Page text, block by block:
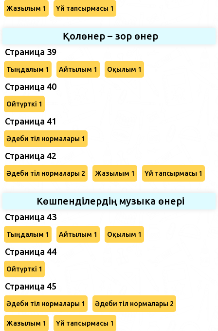
Жазылым 1 Үй тапсырмасы 1
Қолөнер – зор өнер
Страница 39
Тыңдалым 1 Айтылым 1 Оқылым 1
Страница 40
Ойтүрткі 1
Страница 41
Әдеби тіл нормалары 1
Страница 42
Әдеби тіл нормалары 2 Жазылым 1 Үй тапсырмасы 1
Көшпенділердің музыка өнері
Страница 43
Тыңдалым 1 Айтылым 1 Оқылым 1
Страница 44
Ойтүрткі 1
Страница 45
Әдеби тіл нормалары 1 Әдеби тіл нормалары 2
Жазылым 1 Үй тапсырмасы 1